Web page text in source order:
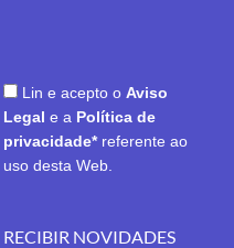
Lin e acepto o Aviso
Legal e a Política de
privacidade* referente ao
uso desta Web.
RECIBIR NOVIDADES